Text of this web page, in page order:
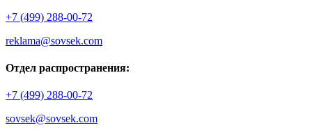
+7 (499) 288-00-72
reklama@sovsek.com
Отдел распространения:
+7 (499) 288-00-72
sovsek@sovsek.com